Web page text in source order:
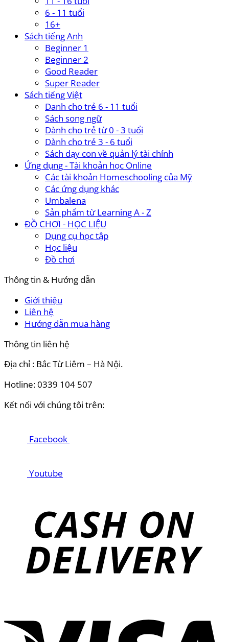
6 - 11 tuổi
16+
Sách tiếng Anh
Beginner 1
Beginner 2
Good Reader
Super Reader
Sách tiếng Việt
Danh cho trẻ 6 - 11 tuổi
Sách song ngữ
Dành cho trẻ từ 0 - 3 tuổi
Dành cho trẻ 3 - 6 tuổi
Sách dạy con về quản lý tài chính
Ứng dụng - Tài khoản học Online
Các tài khoản Homeschooling của Mỹ
Các ứng dụng khác
Umbalena
Sản phẩm từ Learning A - Z
ĐỒ CHƠI - HỌC LIỆU
Dụng cụ học tập
Học liệu
Đồ chơi
Thông tin & Hướng dẫn
Giới thiệu
Liên hệ
Hướng dẫn mua hàng
Thông tin liên hệ
Địa chỉ : Bắc Từ Liêm – Hà Nội.
Hotline: 0339 104 507
Kết nối với chúng tôi trên:
Facebook
Youtube